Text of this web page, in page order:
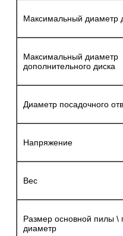
Максимальный диаметр
Максимальный диаметр
дополнительного диска
Диаметр посадочного
Напряжение
Вес
Размер основной пилы \
диаметр